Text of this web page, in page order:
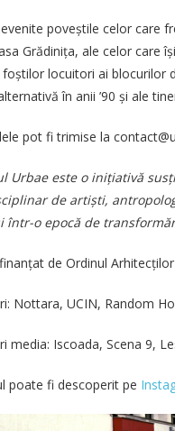
poveștile celor care
Grădinița, ale celor care
foștilor locuitori ai blocurilor
în anii ’90 și ale
pot fi trimise la
Urbae este o inițiativă
de artiști,
într-o epocă de
de Ordinul
Nottara, UCIN, Random
media: Iscoada, Scena 9,
poate fi descoperit pe